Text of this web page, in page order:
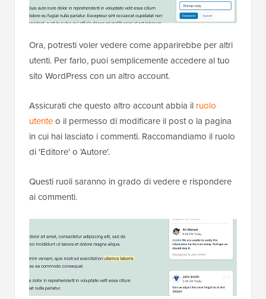
Ora, potresti voler vedere come apparirebbe per altri
utenti. Per farlo, puoi semplicemente accedere al tuo
sito WordPress con un altro account.
Assicurati che questo altro account abbia il ruolo
utenteo il permesso di modificare il post o la pagina
in cui hai lasciato i commenti. Raccomandiamo il ruolo
di 'Editore' o 'Autore'.
Questi ruoli saranno in grado di vedere e rispondere
ai commenti.